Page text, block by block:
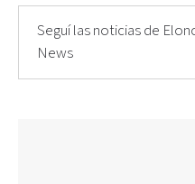
Seguí las noticias de
News